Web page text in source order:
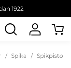
1922
Spika Spikpistoler